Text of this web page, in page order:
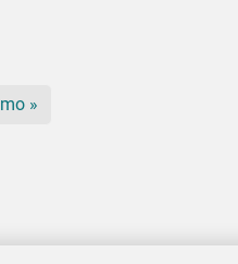
página
página
»